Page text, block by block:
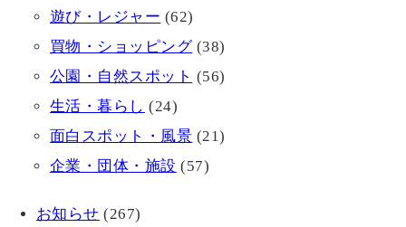
遊び・レジャー (62)
買物・ショッピング(38)
公園・自然スポット (56)
生活・暮らし (24)
面白スポット・風景 (21)
企業・団体・施設 (57)
お知らせ (267)